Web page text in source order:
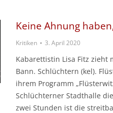
Keine Ahnung
Kritiken 3. April 2020
Kabarettistin Lisa Fitz zieht
Bann. Schlüchtern (kel).
ihrem Programm
Schlüchterner Stadthalle
zwei Stunden ist die